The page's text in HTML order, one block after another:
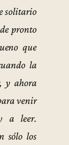
solitario
pronto
que
la
y ahora
venir
a leer.
sólo los